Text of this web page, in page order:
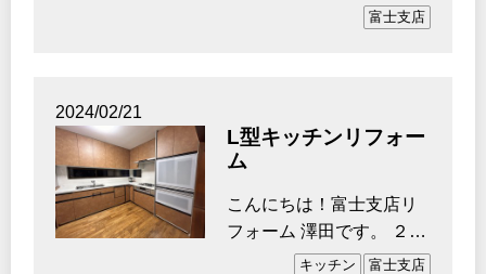
先日、TOTOさんの研修
富士支店
2024/02/21
L型キッチンリフォー
ム
こんにちは！富士支店リ
フォーム 澤田です。 ２月
も気づけば半ば過
キッチン 富士支店